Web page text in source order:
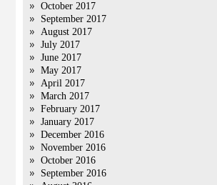
October 2017
September 2017
August 2017
July 2017
June 2017
May 2017
April 2017
March 2017
February 2017
January 2017
December 2016
November 2016
October 2016
September 2016